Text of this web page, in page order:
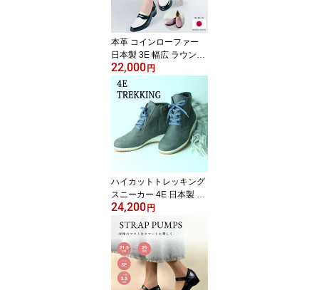
ーク 高級 ギフト プレゼ
ント 父の日 40代 50代 6
0代
本革 コインローファー
日本製 3E 幅広 ラウンド
トゥ レディース 靴 21.5c
m〜25cm 小さいサイズ
大きいサイズ 柔らかい
歩きやすい 痛くない 3.5
cmヒール ローヒール 通
勤 フォーマル ブラック
ピンク 定番 婦人靴
22,000 円
ハイカットトレッキング
スニーカー 4E 日本製 本
革 婦人靴 ゆったり 幅広
すっきり カジュアル 小
さいサイズ 大きいサイズ
レディース 牛革 ヌバッ
ク スニーカー 革 オール
シーズン 秋冬靴 3色 痛く
ない 外反母趾 コンフォ
24,200 円